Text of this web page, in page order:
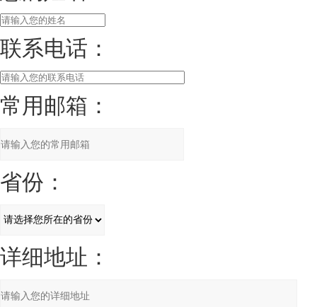
联系电话：
常用邮箱：
省份：
详细地址：